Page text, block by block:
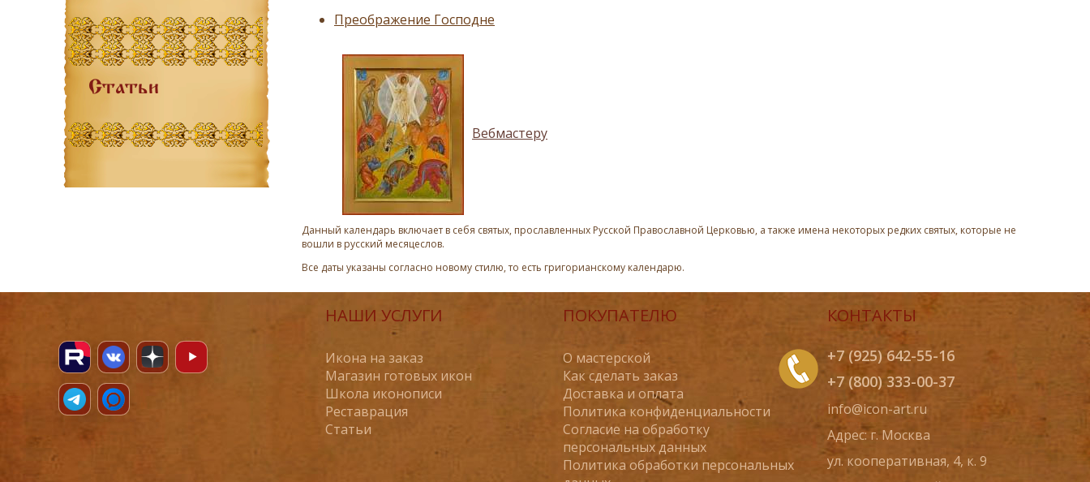
Статьи
Преображение Господне
Вебмастеру
Данный календарь включает в себя святых, прославленных Русской Православной Церковью, а также имена некоторых редких святых, которые не
вошли в русский месяцеслов.
Все даты указаны согласно новому стилю, то есть григорианскому календарю.
НАШИ УСЛУГИ
Икона на заказ
Магазин готовых икон
Школа иконописи
Реставрация
Статьи
ПОКУПАТЕЛЮ
О мастерской
Как сделать заказ
Доставка и оплата
Политика конфиденциальности
Согласие на обработку
персональных данных
Политика обработки персональных
КОНТАКТЫ
+7 (925) 642-55-16
+7 (800) 333-00-37
info@icon-art.ru
Адрес: г. Москва
ул. кооперативная, 4, к. 9